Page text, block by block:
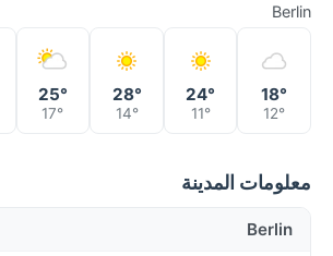
Berlin
18°
12°
24°
11°
28°
14°
25°
17°
معلومات المدينة
Berlin